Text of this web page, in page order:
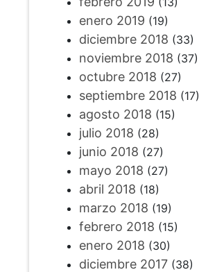
enero 2019 (19)
diciembre 2018 (33)
noviembre 2018 (37)
octubre 2018 (27)
septiembre 2018 (17)
agosto 2018 (15)
julio 2018 (28)
junio 2018 (27)
mayo 2018 (27)
abril 2018 (18)
marzo 2018 (19)
febrero 2018 (15)
enero 2018 (30)
diciembre 2017(38)